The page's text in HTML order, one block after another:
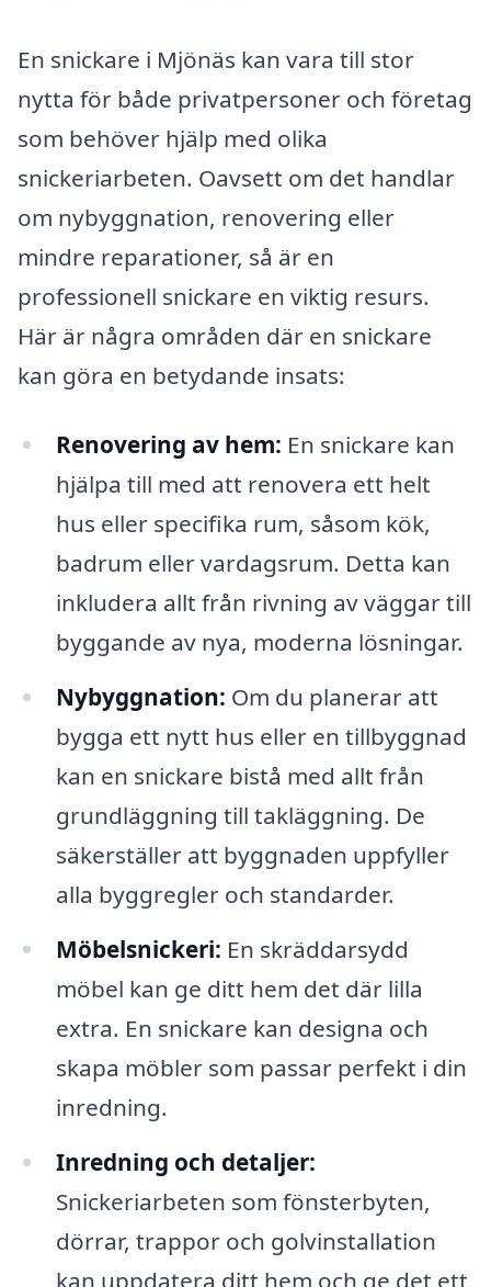
En snickare i Mjönäs kan vara till stor
nytta för både privatpersoner och företag
som behöver hjälp med olika
snickeriarbeten. Oavsett om det handlar
om nybyggnation, renovering eller
mindre reparationer, så är en
professionell snickare en viktig resurs.
Här är några områden där en snickare
kan göra en betydande insats:
Renovering av hem: En snickare kan
hjälpa till med att renovera ett helt
hus eller specifika rum, såsom kök,
badrum eller vardagsrum. Detta kan
inkludera allt från rivning av väggar till
byggande av nya, moderna lösningar.
Nybyggnation: Om du planerar att
bygga ett nytt hus eller en tillbyggnad
kan en snickare bistå med allt från
grundläggning till takläggning. De
säkerställer att byggnaden uppfyller
alla byggregler och standarder.
Möbelsnickeri: En skräddarsydd
möbel kan ge ditt hem det där lilla
extra. En snickare kan designa och
skapa möbler som passar perfekt i din
inredning.
Inredning och detaljer:
Snickeriarbeten som fönsterbyten,
dörrar, trappor och golvinstallation
kan uppdatera ditt hem och ge det ett